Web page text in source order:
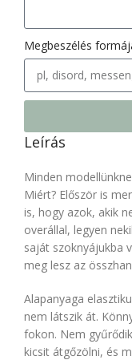
Megbeszélés
Leírás
Minden
Miért? Először is
is, hogy azok, akik
overállal, legyen
saját szoknyájukba
meg lesz az
Alapanyaga
nem látszik át.
fokon. Nem
kicsit átgőzölni, és